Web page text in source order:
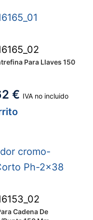
Para Llaves 150
€ IVA no incluido
Cadena De